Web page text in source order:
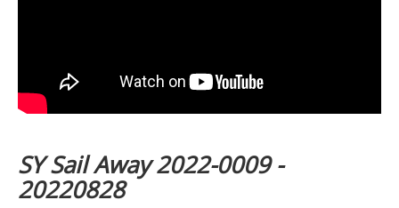
SY Sail Away 2022-0009 -
20220828